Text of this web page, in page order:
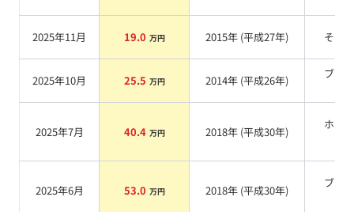
2025年11月 19.0 万円 2015年 (平成27年) その他
2025年10月 25.5 万円 2014年 (平成26年)
ブラ
2025年7月 40.4 万円 2018年 (平成30年)
ホワ
2025年6月 53.0 万円 2018年 (平成30年)
ブラ